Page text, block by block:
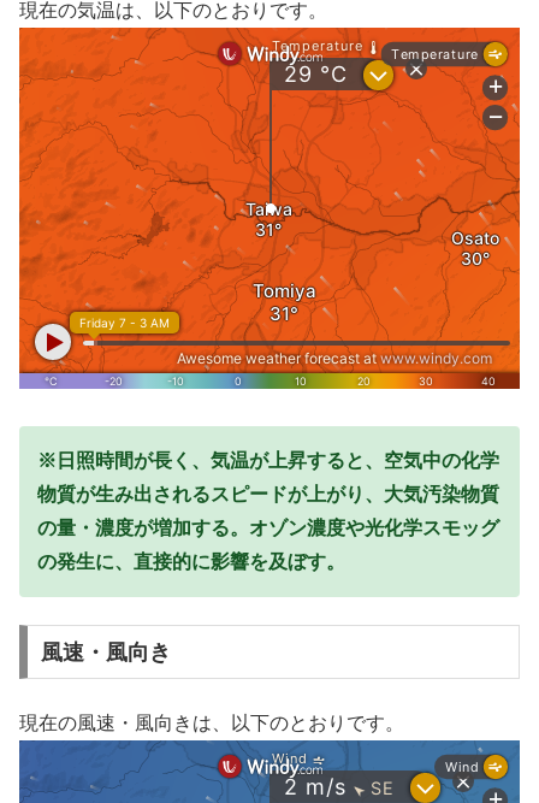
現在の気温は、以下のとおりです。
※日照時間が長く、気温が上昇すると、空気中の化学
物質が生み出されるスピードが上がり、大気汚染物質
の量・濃度が増加する。オゾン濃度や光化学スモッグ
の発生に、直接的に影響を及ぼす。
風速・風向き
現在の風速・風向きは、以下のとおりです。